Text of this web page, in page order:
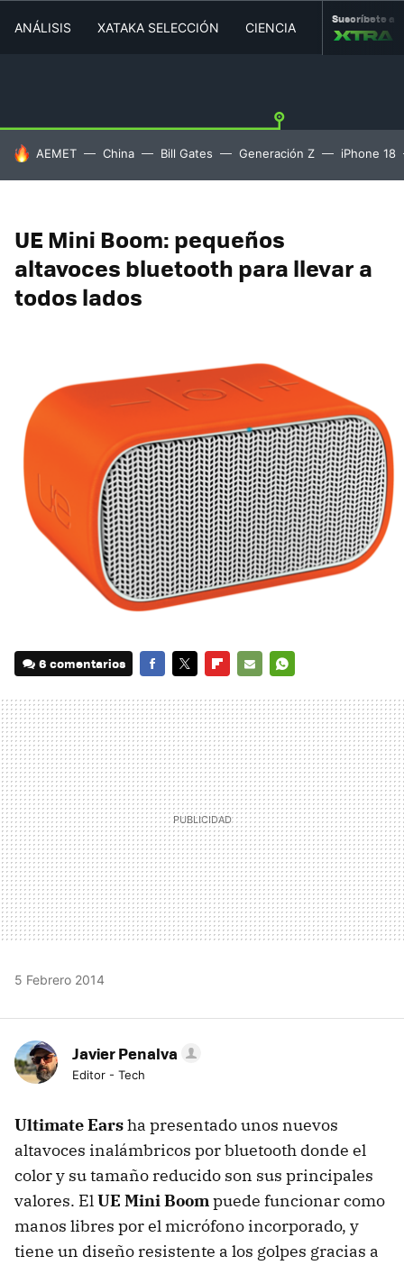
ANÁLISIS XATAKA SELECCIÓN CIENCIA MOVILIDAD
Suscríbete a
HOY SE HABLA DE
AEMET China Bill Gates Generación Z iPhone 18
UE Mini Boom: pequeños
altavoces bluetooth para llevar a
todos lados
6 comentarios
MAIL
5 Febrero 2014
Javier Penalva
Editor - Tech
Ultimate Earsha presentado unos nuevos
altavoces inalámbricos por bluetooth donde el
color y su tamaño reducido son sus principales
valores. ElUE Mini Boompuede funcionar como
manos libres por el micrófono incorporado, y
tiene un diseño resistente a los golpes gracias a